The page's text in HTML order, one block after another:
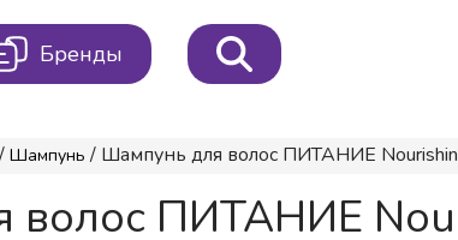
Бренды
Шампунь / Шампунь для волос ПИТАНИЕ
ПИТАНИЕ